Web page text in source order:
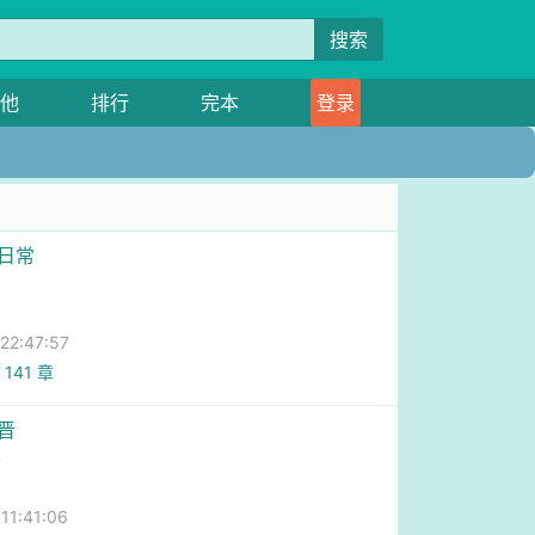
搜索
排行 完本 登录
常
141 章